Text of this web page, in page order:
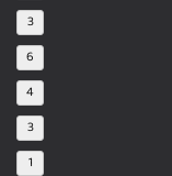
3
6
4
3
1